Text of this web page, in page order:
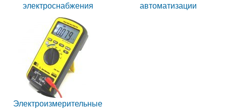
электроснабжения
автоматизации
Электроизмерительные